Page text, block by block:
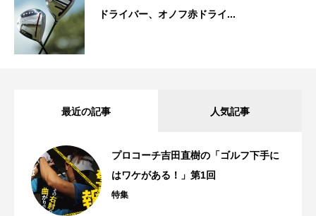
ドライバー、オノフ赤ドライ...
最近の記事 人気記事
プロコーチ吉田直樹の「ゴルフ下手に
はワケがある！」第1回
特集